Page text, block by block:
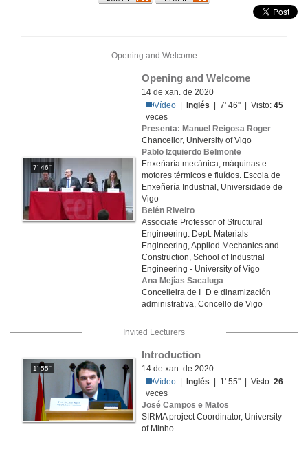
Opening and Welcome
7' 46''
Opening and Welcome
14 de xan. de 2020
Vídeo
Inglés | 7' 46'' | Visto:45
veces
Presenta: Manuel Reigosa Roger
Chancellor, University of Vigo
Pablo Izquierdo Belmonte
Enxeñaría mecánica, máquinas e
motores térmicos e fluídos. Escola de
Enxeñería Industrial, Universidade de
Vigo
Belén Riveiro
Associate Professor of Structural
Engineering. Dept. Materials
Engineering, Applied Mechanics and
Construction, School of Industrial
Engineering - University of Vigo
Ana Mejías Sacaluga
Concelleira de I+D e dinamización
administrativa, Concello de Vigo
Invited Lecturers
1' 55''
Introduction
14 de xan. de 2020
Vídeo
Inglés | 1' 55'' | Visto:26
veces
José Campos e Matos
SIRMA project Coordinator, University
of Minho